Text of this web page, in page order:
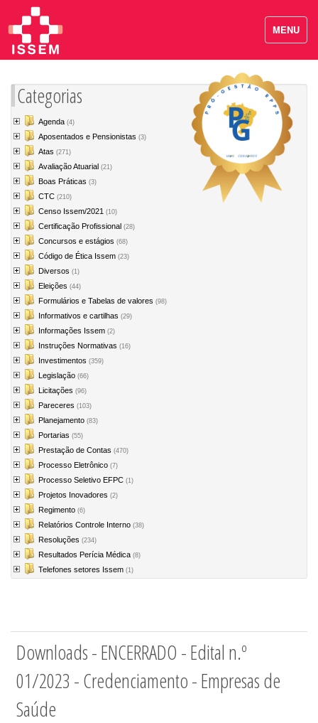
Categorias
Agenda (4)
Aposentados e Pensionistas (3)
Atas (271)
Avaliação Atuarial (21)
Boas Práticas (3)
CTC (210)
Censo Issem/2021 (10)
Certificação Profissional (28)
Concursos e estágios (68)
Código de Ética Issem (23)
Diversos (1)
Eleições (44)
Formulários e Tabelas de valores (98)
Informativos e cartilhas (29)
Informações Issem (2)
Instruções Normativas (16)
Investimentos (359)
Legislação (66)
Licitações (96)
Pareceres (103)
Planejamento (83)
Portarias (55)
Prestação de Contas (470)
Processo Eletrônico (7)
Processo Seletivo EFPC (1)
Projetos Inovadores (2)
Regimento (6)
Relatórios Controle Interno (38)
Resoluções (234)
Resultados Perícia Médica (8)
Telefones setores Issem (1)
Downloads - ENCERRADO - Edital n.º
01/2023 - Credenciamento - Empresas de
Saúde
MENU